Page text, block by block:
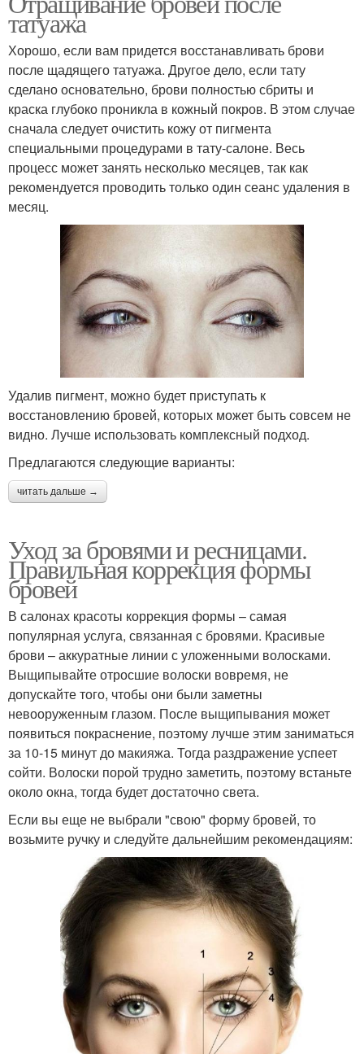
татуажа
Хорошо, если вам придется восстанавливать брови
после щадящего татуажа. Другое дело, если тату
сделано основательно, брови полностью сбриты и
краска глубоко проникла в кожный покров. В этом случае
сначала следует очистить кожу от пигмента
специальными процедурами в тату-салоне. Весь
процесс может занять несколько месяцев, так как
рекомендуется проводить только один сеанс удаления в
месяц.
Удалив пигмент, можно будет приступать к
восстановлению бровей, которых может быть совсем не
видно. Лучше использовать комплексный подход.
Предлагаются следующие варианты:
читать дальше →
Уход за бровями и ресницами.
Правильная коррекция формы
бровей
В салонах красоты коррекция формы – самая
популярная услуга, связанная с бровями. Красивые
брови – аккуратные линии с уложенными волосками.
Выщипывайте отросшие волоски вовремя, не
допускайте того, чтобы они были заметны
невооруженным глазом. После выщипывания может
появиться покраснение, поэтому лучше этим заниматься
за 10-15 минут до макияжа. Тогда раздражение успеет
сойти. Волоски порой трудно заметить, поэтому встаньте
около окна, тогда будет достаточно света.
Если вы еще не выбрали "свою" форму бровей, то
возьмите ручку и следуйте дальнейшим рекомендациям: